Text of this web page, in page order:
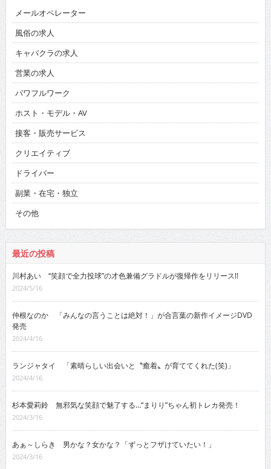
メールオペレーター
風俗の求人
キャバクラの求人
営業の求人
パワフルワーク
ホスト・モデル・AV
接客・販売サービス
クリエイティブ
ドライバー
副業・在宅・独立
その他
最近の投稿
川村あい “笑顔で全力投球”の才色兼備グラドルが復帰作をリリース!!
2024/5/16
仲根なのか 「みんなの言うことは絶対！」が合言葉の新作イメージDVD
発売
2024/4/16
ランジャタイ 「素晴らしい出会いと〝癒着〟が育ててくれた(笑)」
2024/4/16
杉本愛莉鈴 無邪気な笑顔で魅了する…“まりり”ちゃん初トレカ発売！
2024/3/16
あぁ～しらき 男かな？女かな？「ずっとフザけていたい！」
2024/3/16